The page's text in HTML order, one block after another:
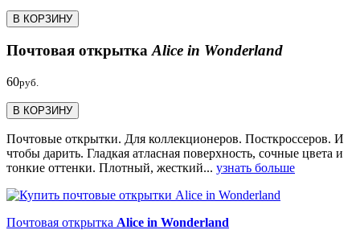
В КОРЗИНУ
Почтовая открыткаAlice in Wonderland
60руб.
В КОРЗИНУ
Почтовые открытки. Для коллекционеров. Посткроссеров. И
чтобы дарить. Гладкая атласная поверхность, сочные цвета и
тонкие оттенки. Плотный, жесткий... узнать больше
Почтовая открытка Alice in Wonderland